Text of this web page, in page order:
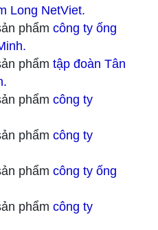
Long NetViet.
phẩm công ty ống
phẩm tập đoàn Tân
phẩm công ty
phẩm công ty
phẩm công ty ống
phẩm công ty